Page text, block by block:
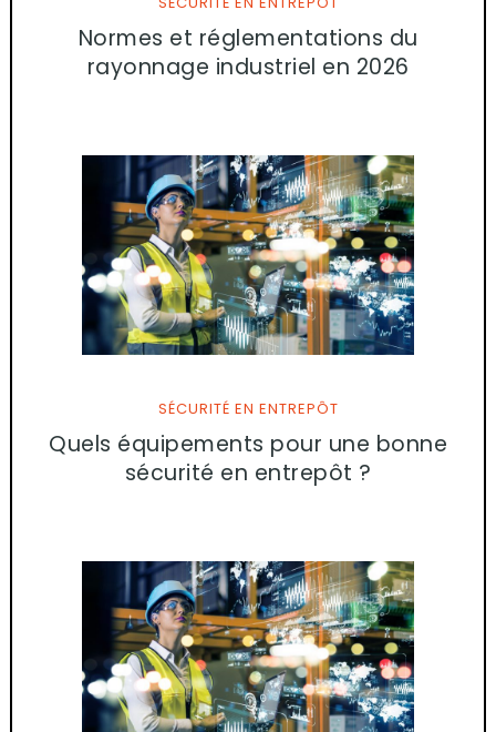
Normes et réglementations du
rayonnage industriel en 2026
SÉCURITÉ EN ENTREPÔT
Quels équipements pour une bonne
sécurité en entrepôt ?